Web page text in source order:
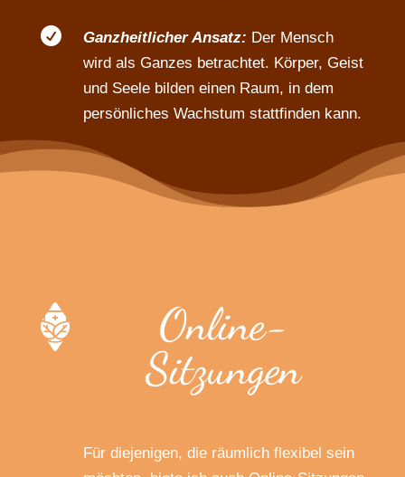
 Ganzheitlicher Ansatz: Der Mensch
wird als Ganzes betrachtet. Körper, Geist
und Seele bilden einen Raum, in dem
persönliches Wachstum stattfinden kann.
Online-
Sitzungen
Für diejenigen, die räumlich flexibel sein